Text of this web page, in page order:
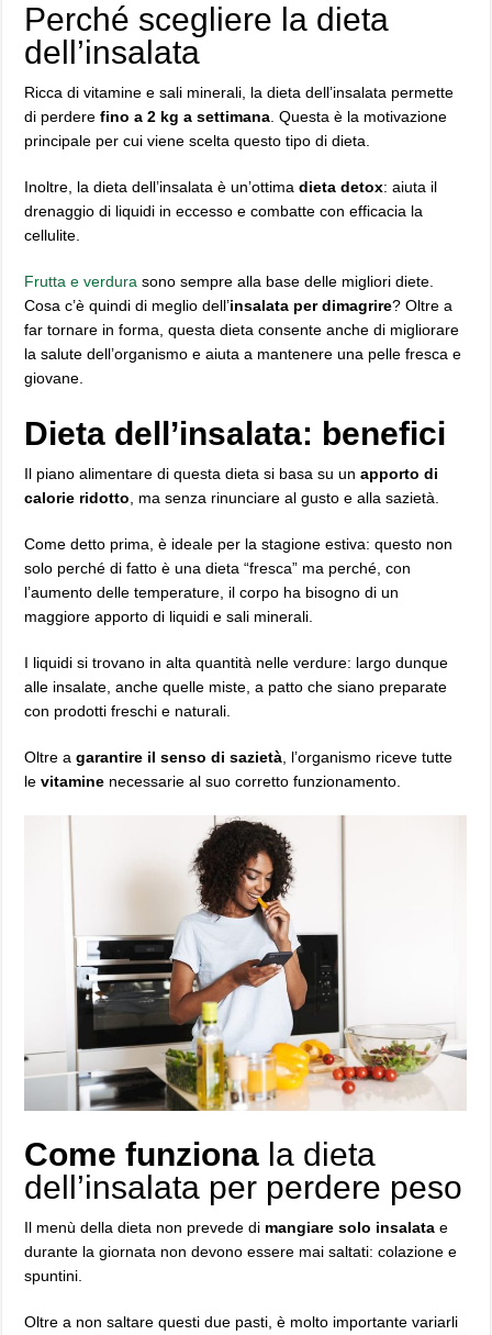
Perché scegliere la dieta
dell’insalata
Ricca di vitamine e sali minerali, la dieta dell’insalata permette
di perderefino a 2 kg a settimana. Questa è la motivazione
principale per cui viene scelta questo tipo di dieta.
Inoltre, la dieta dell’insalata è un’ottimadieta detox: aiuta il
drenaggio di liquidi in eccesso e combatte con efficacia la
cellulite.
Frutta e verdura sono sempre alla base delle migliori diete.
Cosa c’è quindi di meglio dell’insalata per dimagrire? Oltre a
far tornare in forma, questa dieta consente anche di migliorare
la salute dell’organismo e aiuta a mantenere una pelle fresca e
giovane.
Dieta dell’insalata: benefici
Il piano alimentare di questa dieta si basa su unapporto di
calorie ridotto, ma senza rinunciare al gusto e alla sazietà.
Come detto prima, è ideale per la stagione estiva: questo non
solo perché di fatto è una dieta “fresca” ma perché, con
l’aumento delle temperature, il corpo ha bisogno di un
maggiore apporto di liquidi e sali minerali.
I liquidi si trovano in alta quantità nelle verdure: largo dunque
alle insalate, anche quelle miste, a patto che siano preparate
con prodotti freschi e naturali.
Oltre agarantire il senso di sazietà, l’organismo riceve tutte
levitamine necessarie al suo corretto funzionamento.
Come funziona la dieta
dell’insalata per perdere peso
Il menù della dieta non prevede di mangiare solo insalatae
durante la giornata non devono essere mai saltati: colazione e
spuntini.
Oltre a non saltare questi due pasti, è molto importante variarli